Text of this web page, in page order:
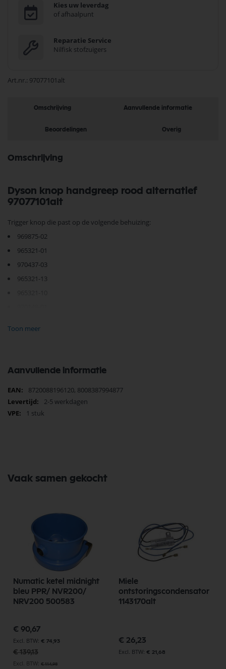
Kies uw leverdag
of afhaalpunt
Reparatie Service
Nilfisk stofzuigers
Art.nr. 97077101alt
Omschrijving Aanvullende informatie
Beoordelingen Overig
Omschrijving
Dyson knop handgreep rood alternatief
97077101alt
Trigger knop die past op de volgende behuizing:
969875-02
965321-01
970437-03
965321-13
Toon meer
Aanvullende informatie
Meer
informatie
8720088196120, 8008387994877
2-5 werkdagen
1 stuk
Vaak samen gekocht
Numatic ketel midnight
bleu PPR/ NVR200/
NRV200 500583
Speciale
prijs
€ 90,67
€ 74,93
€ 139,13
€ 114,98
Miele
ontstoringscondensator
1143170alt
€ 26,23
€ 21,68